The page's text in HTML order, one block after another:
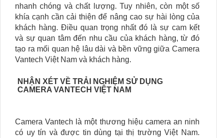
nhanh chóng và chất lượng. Tuy nhiên, còn một số
khía cạnh cần cải thiện để nâng cao sự hài lòng của
khách hàng. Điều quan trọng nhất đó là sự cam kết
và sự quan tâm đến nhu cầu của khách hàng, từ đó
tạo ra mối quan hệ lâu dài và bền vững giữa Camera
Vantech Việt Nam và khách hàng.
NHẬN XÉT VỀ TRẢI NGHIỆM SỬ DỤNG
CAMERA VANTECH VIỆT NAM
Camera Vantech là một thương hiệu camera an ninh
có uy tín và được tin dùng tại thị trường Việt Nam.